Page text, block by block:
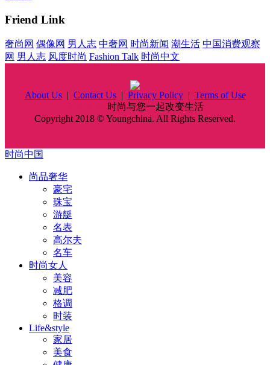
Friend Link
奢尚网 偶像网 男人志 中奢网 时尚新闻 潮生活 中国消费观察
网 男人志 风度时尚 Fashion Talk 时尚中文
About Us| Contact Us| Privacy Policy| Terms of Use
时尚与您一起改变生活
Copyright 2018 © Youngchina. All Rights Reserved.
时尚中国
尚品奢华
豪宅
珠宝
游艇
名表
高尔夫
名车
时尚女人
美容
减肥
格调
时装
Life&style
家居
美食